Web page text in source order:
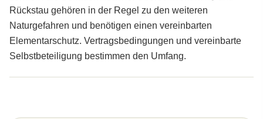
Rückstau gehören in der Regel zu den weiteren
Naturgefahren und benötigen einen vereinbarten
Elementarschutz. Vertragsbedingungen und vereinbarte
Selbstbeteiligung bestimmen den Umfang.